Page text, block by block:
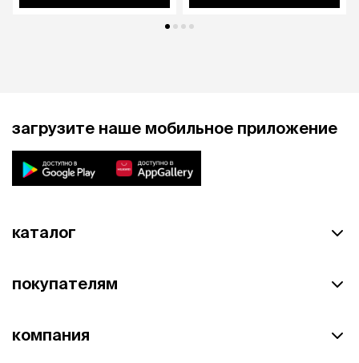
загрузите наше мобильное приложение
каталог
покупателям
компания